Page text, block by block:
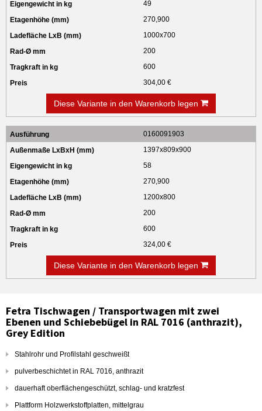
49
270,900
1000x700
200
600
304,00 €
Diese Variante in den Warenkorb legen
0160091903
1397x809x900
58
270,900
1200x800
200
600
324,00 €
Diese Variante in den Warenkorb legen
Fetra Tischwagen / Transportwagen mit zwei
Ebenen und Schiebebügel in RAL 7016 (anthrazit),
Grey Edition
Stahlrohr und Profilstahl geschweißt
pulverbeschichtet in RAL 7016, anthrazit
dauerhaft oberflächengeschützt, schlag- und kratzfest
Plattform Holzwerkstoffplatten, mittelgrau